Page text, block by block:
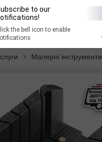
to our
the bell icon to enable
всей Украине
Малярні інструменти